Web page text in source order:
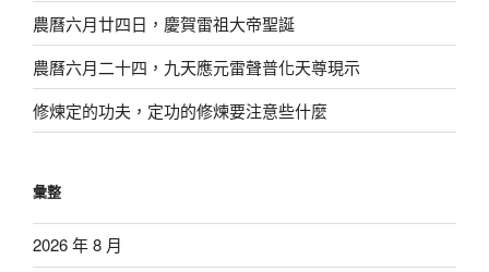
農曆六月廿四日，慶賀雷祖大帝聖誕
農曆六月二十四，九天應元雷聲普化天尊現示
修煉定的功夫，定功的修煉要注意些什麼
彙整
2026 年 8 月